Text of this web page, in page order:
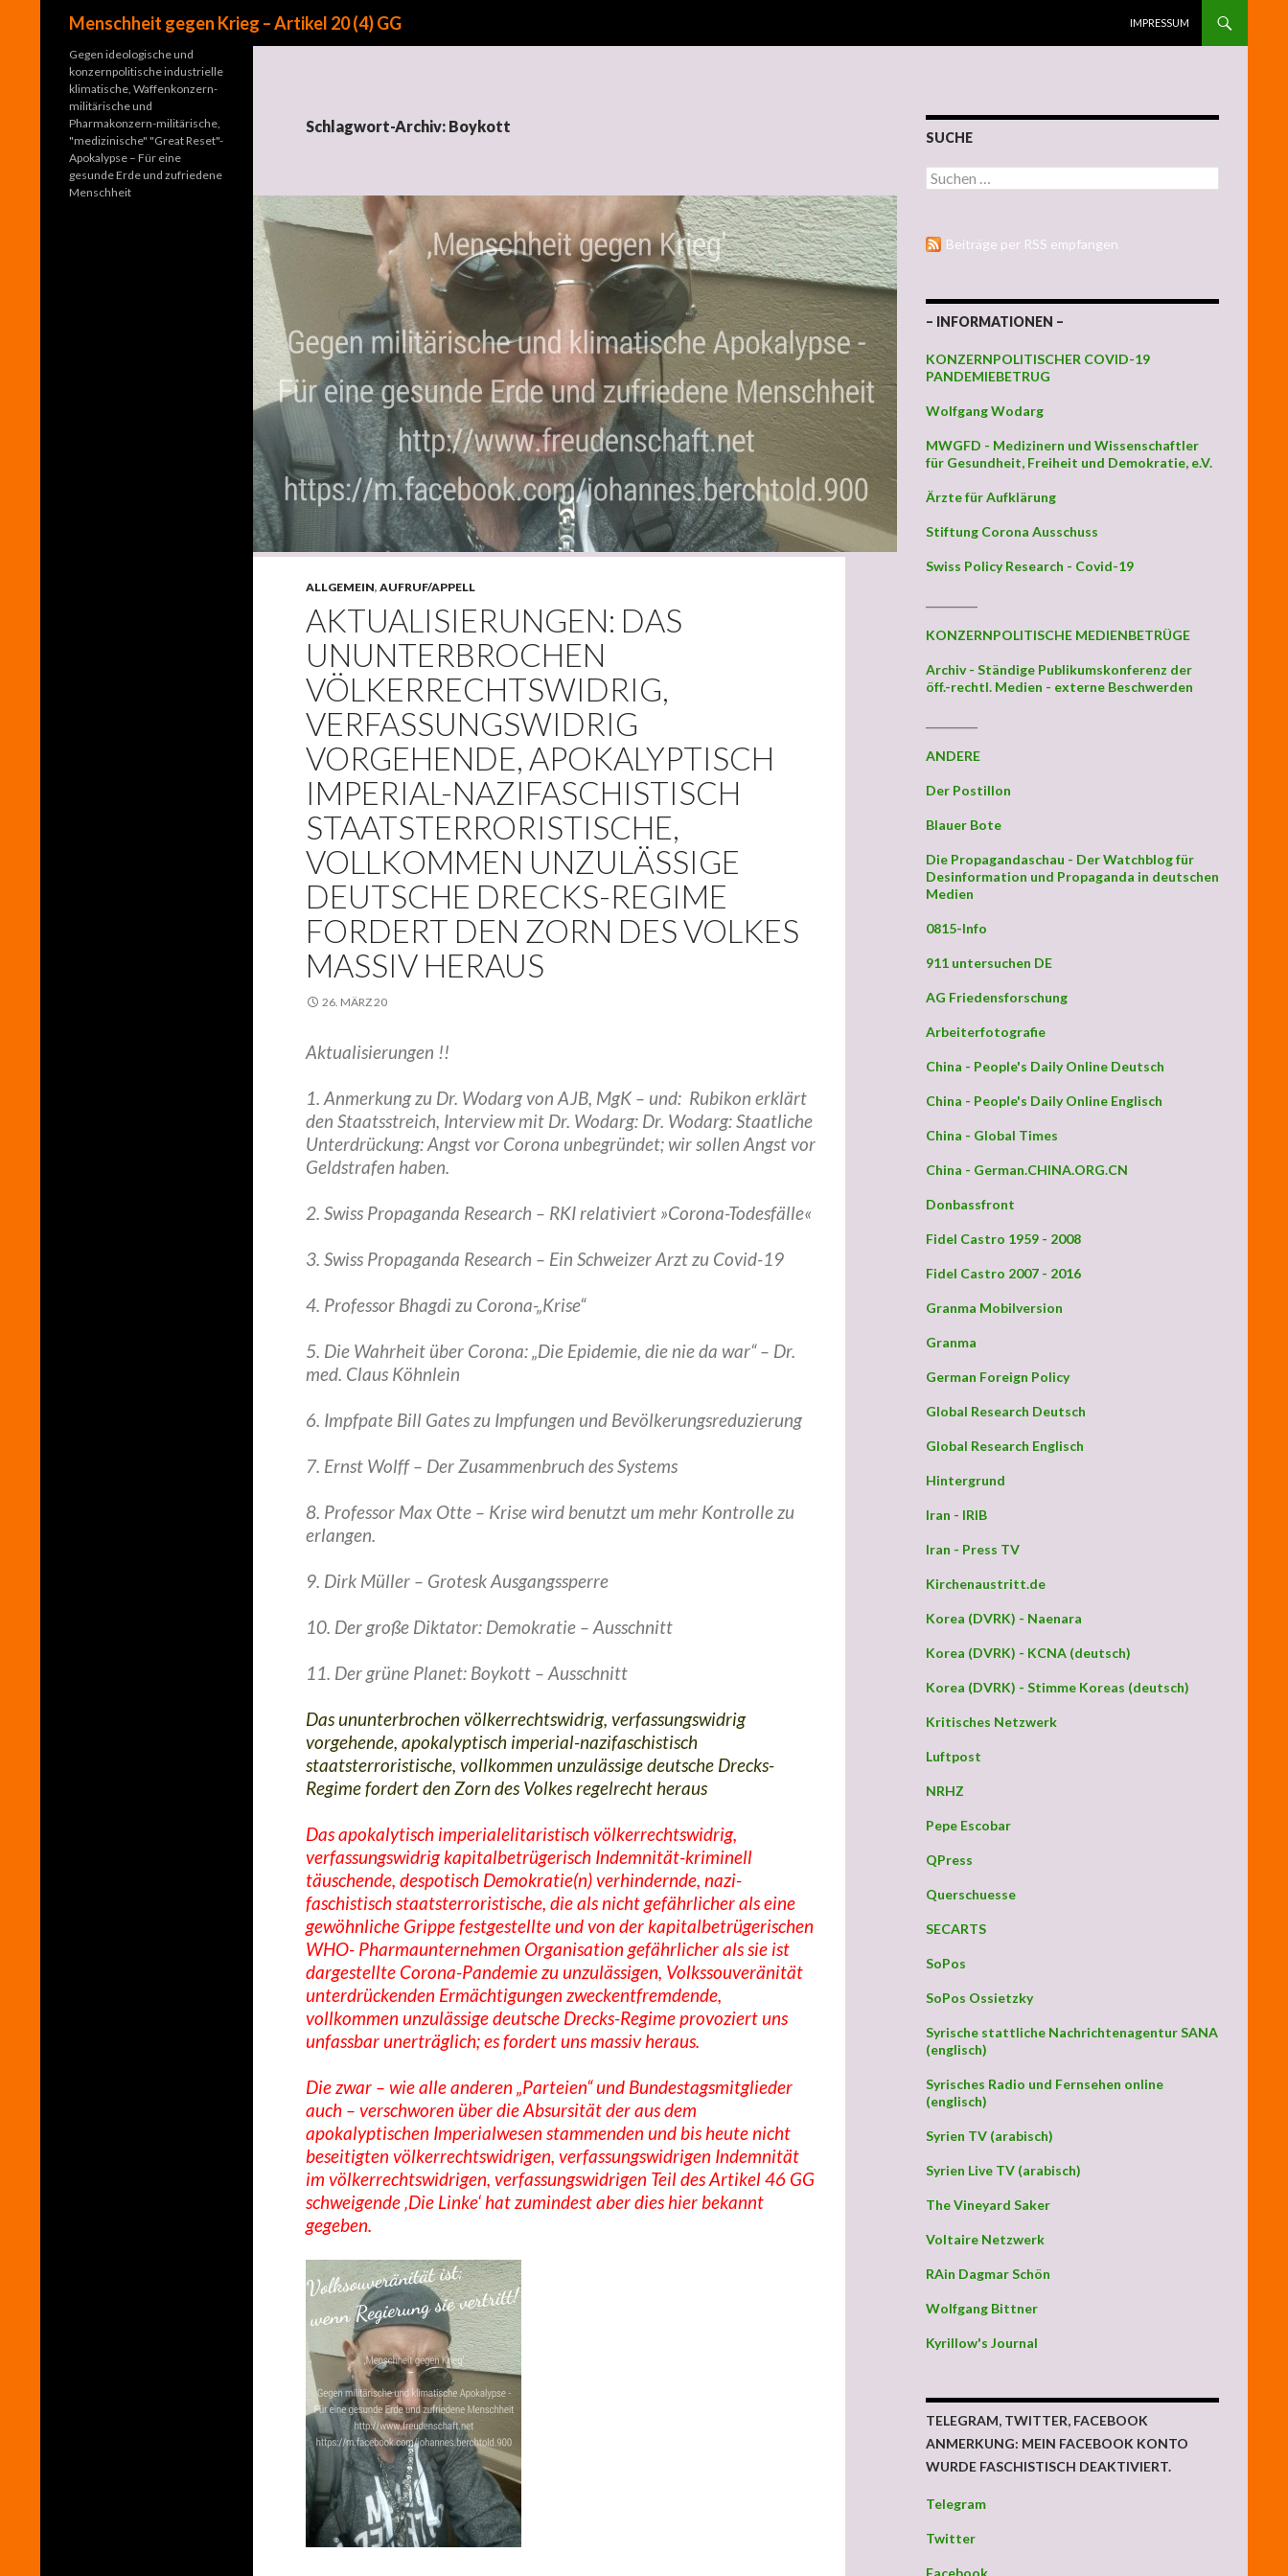
Menschheit gegen Krieg – Artikel 20 (4) GG
IMPRESSUM
Schlagwort-Archiv: Boykott
ALLGEMEIN, AUFRUF/APPELL
AKTUALISIERUNGEN: DAS
UNUNTERBROCHEN
VÖLKERRECHTSWIDRIG,
VERFASSUNGSWIDRIG
VORGEHENDE, APOKALYPTISCH
IMPERIAL-NAZIFASCHISTISCH
STAATSTERRORISTISCHE,
VOLLKOMMEN UNZULÄSSIGE
DEUTSCHE DRECKS-REGIME
FORDERT DEN ZORN DES VOLKES
MASSIV HERAUS
26. MÄRZ 20
Aktualisierungen !!
1. Anmerkung zu Dr. Wodarg von AJB, MgK – und: Rubikon erklärt
den Staatsstreich, Interview mit Dr. Wodarg: Dr. Wodarg: Staatliche
Unterdrückung: Angst vor Corona unbegründet; wir sollen Angst vor
Geldstrafen haben.
2. Swiss Propaganda Research – RKI relativiert »Corona-Todesfälle«
3. Swiss Propaganda Research – Ein Schweizer Arzt zu Covid-19
4. Professor Bhagdi zu Corona-„Krise“
5. Die Wahrheit über Corona: „Die Epidemie, die nie da war“ – Dr.
med. Claus Köhnlein
6. Impfpate Bill Gates zu Impfungen und Bevölkerungsreduzierung
7. Ernst Wolff – Der Zusammenbruch des Systems
8. Professor Max Otte – Krise wird benutzt um mehr Kontrolle zu
erlangen.
9. Dirk Müller – Grotesk Ausgangssperre
10. Der große Diktator: Demokratie – Ausschnitt
11. Der grüne Planet: Boykott – Ausschnitt
Das ununterbrochen völkerrechtswidrig, verfassungswidrig
vorgehende, apokalyptisch imperial-nazifaschistisch
staatsterroristische, vollkommen unzulässige deutsche Drecks-
Regime fordert den Zorn des Volkes regelrecht heraus
Das apokalytisch imperialelitaristisch völkerrechtswidrig,
verfassungswidrig kapitalbetrügerisch Indemnität-kriminell
täuschende, despotisch Demokratie(n) verhindernde, nazi-
faschistisch staatsterroristische, die als nicht gefährlicher als eine
gewöhnliche Grippe festgestellte und von der kapitalbetrügerischen
WHO- Pharmaunternehmen Organisation gefährlicher als sie ist
dargestellte Corona-Pandemie zu unzulässigen, Volkssouveränität
unterdrückenden Ermächtigungen zweckentfremdende,
vollkommen unzulässige deutsche Drecks-Regime provoziert uns
unfassbar unerträglich; es fordert uns massiv heraus.
Die zwar – wie alle anderen „Parteien“ und Bundestagsmitglieder
auch – verschworen über die Absursität der aus dem
apokalyptischen Imperialwesen stammenden und bis heute nicht
beseitigten völkerrechtswidrigen, verfassungswidrigen Indemnität
im völkerrechtswidrigen, verfassungswidrigen Teil des Artikel 46 GG
schweigende ‚Die Linke‘ hat zumindest aber dies hier bekannt
gegeben.
SUCHE
Suchen nach:
Beiträge per RSS empfangen
– INFORMATIONEN –
KONZERNPOLITISCHER COVID-19
PANDEMIEBETRUG
Wolfgang Wodarg
MWGFD - Medizinern und Wissenschaftler
für Gesundheit, Freiheit und Demokratie, e.V.
Ärzte für Aufklärung
Stiftung Corona Ausschuss
Swiss Policy Research - Covid-19
KONZERNPOLITISCHE MEDIENBETRÜGE
Archiv - Ständige Publikumskonferenz der
öff.-rechtl. Medien - externe Beschwerden
ANDERE
Der Postillon
Blauer Bote
Die Propagandaschau - Der Watchblog für
Desinformation und Propaganda in deutschen
Medien
0815-Info
911 untersuchen DE
AG Friedensforschung
Arbeiterfotografie
China - People's Daily Online Deutsch
China - People's Daily Online Englisch
China - Global Times
China - German.CHINA.ORG.CN
Donbassfront
Fidel Castro 1959 - 2008
Fidel Castro 2007 - 2016
Granma Mobilversion
Granma
German Foreign Policy
Global Research Deutsch
Global Research Englisch
Hintergrund
Iran - IRIB
Iran - Press TV
Kirchenaustritt.de
Korea (DVRK) - Naenara
Korea (DVRK) - KCNA (deutsch)
Korea (DVRK) - Stimme Koreas (deutsch)
Kritisches Netzwerk
Luftpost
NRHZ
Pepe Escobar
QPress
Querschuesse
SECARTS
SoPos
SoPos Ossietzky
Syrische stattliche Nachrichtenagentur SANA
(englisch)
Syrisches Radio und Fernsehen online
(englisch)
Syrien TV (arabisch)
Syrien Live TV (arabisch)
The Vineyard Saker
Voltaire Netzwerk
RAin Dagmar Schön
Wolfgang Bittner
Kyrillow's Journal
TELEGRAM, TWITTER, FACEBOOK
ANMERKUNG: MEIN FACEBOOK KONTO
WURDE FASCHISTISCH DEAKTIVIERT.
Telegram
Twitter
Facebook
Gegen ideologische und
konzernpolitische industrielle
klimatische, Waffenkonzern-
militärische und
Pharmakonzern-militärische,
"medizinische" "Great Reset"-
Apokalypse – Für eine
gesunde Erde und zufriedene
Menschheit